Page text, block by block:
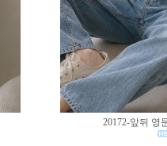
20172-앞뒤 영